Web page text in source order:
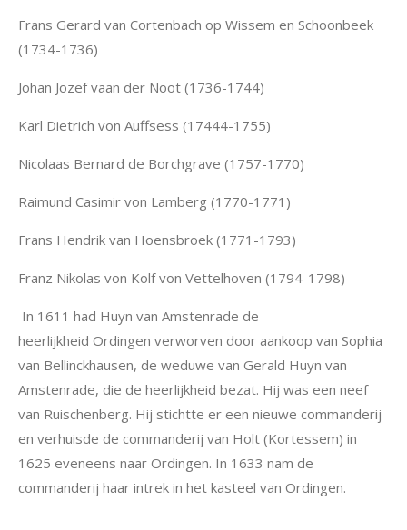
Frans Gerard van Cortenbach op Wissem en Schoonbeek
(1734-1736)
Johan Jozef vaan der Noot (1736-1744)
Karl Dietrich von Auffsess (17444-1755)
Nicolaas Bernard de Borchgrave (1757-1770)
Raimund Casimir von Lamberg (1770-1771)
Frans Hendrik van Hoensbroek (1771-1793)
Franz Nikolas von Kolf von Vettelhoven (1794-1798)
In 1611 had Huyn van Amstenrade de
heerlijkheid Ordingen verworven door aankoop van Sophia
van Bellinckhausen, de weduwe van Gerald Huyn van
Amstenrade, die de heerlijkheid bezat. Hij was een neef
van Ruischenberg. Hij stichtte er een nieuwe commanderij
en verhuisde de commanderij van Holt (Kortessem) in
1625 eveneens naar Ordingen. In 1633 nam de
commanderij haar intrek in het kasteel van Ordingen.